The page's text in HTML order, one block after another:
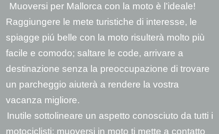
Muoversi per Mallorca con la moto è l’ideale!
Raggiungere le mete turistiche di interesse, le
spiagge piú belle con la moto risulterà molto più
facile e comodo; saltare le code, arrivare a
destinazione senza la preoccupazione di trovare
un parcheggio aiuterà a rendere la vostra
vacanza migliore.
Inutile sottolineare un aspetto conosciuto da tutti i
motociclisti: muoversi in moto ti mette a contatto